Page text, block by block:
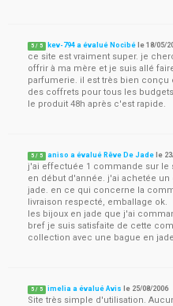
5 / 5 kev-794 a évalué Nocibé le18/05/
ce site est vraiment super. je
offrir à ma mère et je suis allé
parfumerie. il est très bien
des coffrets pour tous les
le produit 48h après c'est rapide.
5 / 5 aniso a évalué Rêve De Jade le
j'ai effectuée 1 commande sur le
en début d'année. j'ai achetée
jade. en ce qui concerne la
livraison respecté, emballage ok.
les bijoux en jade que j'ai
bref je suis satisfaite de cette
collection avec une bague en
5 / 5 imelia a évalué Avis le 25/08/2006
Site très simple d'utilisation.